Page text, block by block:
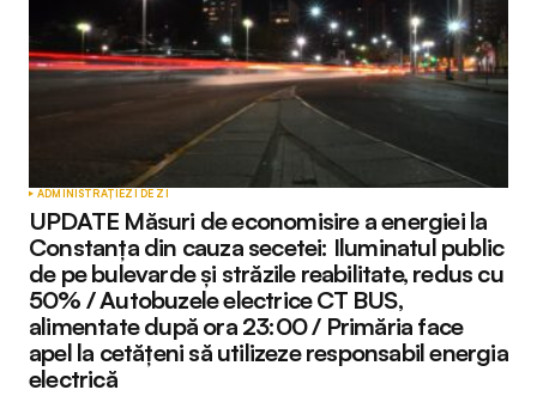
ADMINISTRAȚIEZI DE ZI
UPDATE Măsuri de economisire a energiei la
Constanța din cauza secetei: Iluminatul public
de pe bulevarde și străzile reabilitate, redus cu
50% / Autobuzele electrice CT BUS,
alimentate după ora 23:00 / Primăria face
apel la cetățeni să utilizeze responsabil energia
electrică